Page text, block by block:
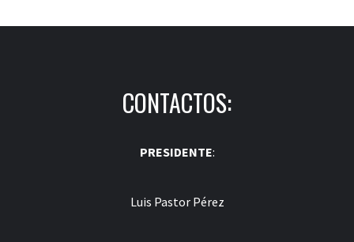
CONTACTOS:
PRESIDENTE:
Luis Pastor Pérez